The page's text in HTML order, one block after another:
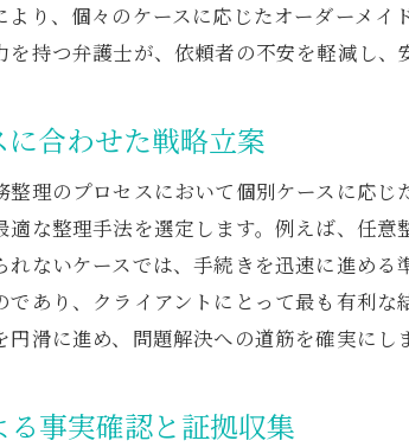
交渉
精神的負
弁護
手続
弁護
相談
再建への
より、個々のケースに応じたオーダーメ
を持つ弁護士が、依頼者の不安を軽減し、
合わせた戦略立案
整理のプロセスにおいて個別ケースに応
適な整理手法を選定します。例えば、任
れないケースでは、手続きを迅速に進め
であり、クライアントにとって最も有利
円滑に進め、問題解決への道筋を確実にし
る事実確認と証拠収集